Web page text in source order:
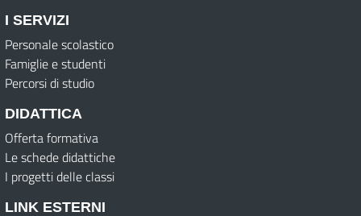
I SERVIZI
Personale scolastico
Famiglie e studenti
Percorsi di studio
DIDATTICA
Offerta formativa
Le schede didattiche
I progetti delle classi
LINK ESTERNI